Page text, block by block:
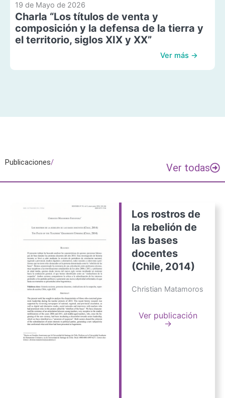
19 de Mayo de 2026
Charla “Los títulos de venta y
composición y la defensa de la tierra y
el territorio, siglos XIX y XX”
Ver más →
Publicaciones/ Ver todas
Los rostros de
la rebelión de
las bases
docentes
(Chile, 2014)
Christian Matamoros
Ver publicación
→